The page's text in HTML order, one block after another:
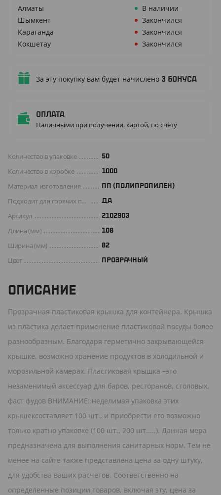
Алматы
В наличии
Шымкент
Закончился
Караганда
Закончился
Кокшетау
Закончился
За эту покупку вам будет начислено 3 бонуса
Оплата
Наличными при получении, картой, по счёту
Количество в упаковке 50
Количество в коробке 1000
Материал изготовления ПП (ПОЛИПРОПИЛЕН)
Подходит для горячих продуктов ДА
Артикул 2102903
Длина (мм) 108
Ширина (мм) 82
Цвет ПРОЗРАЧНЫЙ
ОПИСАНИЕ
Прозрачная пластиковая крышка для контейнера. Крышка
из пластика делает применение пластиковой посуды более
разнообразным. Благодаря герметично закрывающейся
крышке, возможно хранение продуктов в холодильной и
морозильной камерах. Пластиковая крышка –это
незаменимый аксессуар для баров, ресторанов, столовых,
фаст фудов ВНИМАНИЕ: неделимая упаковка этих
крышексоставляет 100 шт., и приобрести его возможно
только кратно упаковке (100 шт., 200 шт.....). Данная мера
предназначена для выполнения санитарных норм. Тем не
менее на сайте также представлена цена за одну штуку,
для удобства ваших расчетов. Соответственно на
определенные позиции товаров, включая эту, цена за